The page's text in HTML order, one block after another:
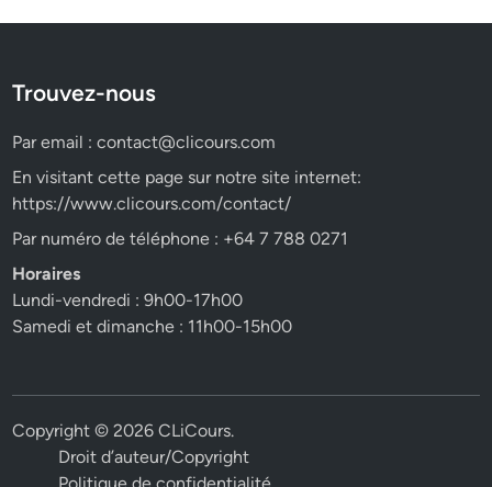
Trouvez-nous
Par email :contact@clicours.com
En visitant cette page sur notre site internet:
https://www.clicours.com/contact/
Par numéro de téléphone : +64 7 788 0271
Horaires
Lundi-vendredi : 9h00-17h00
Samedi et dimanche : 11h00-15h00
Copyright © 2026CLiCours.
Droit d’auteur/Copyright